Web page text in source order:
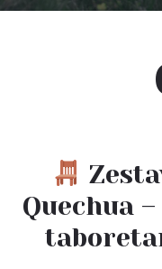
Quechua